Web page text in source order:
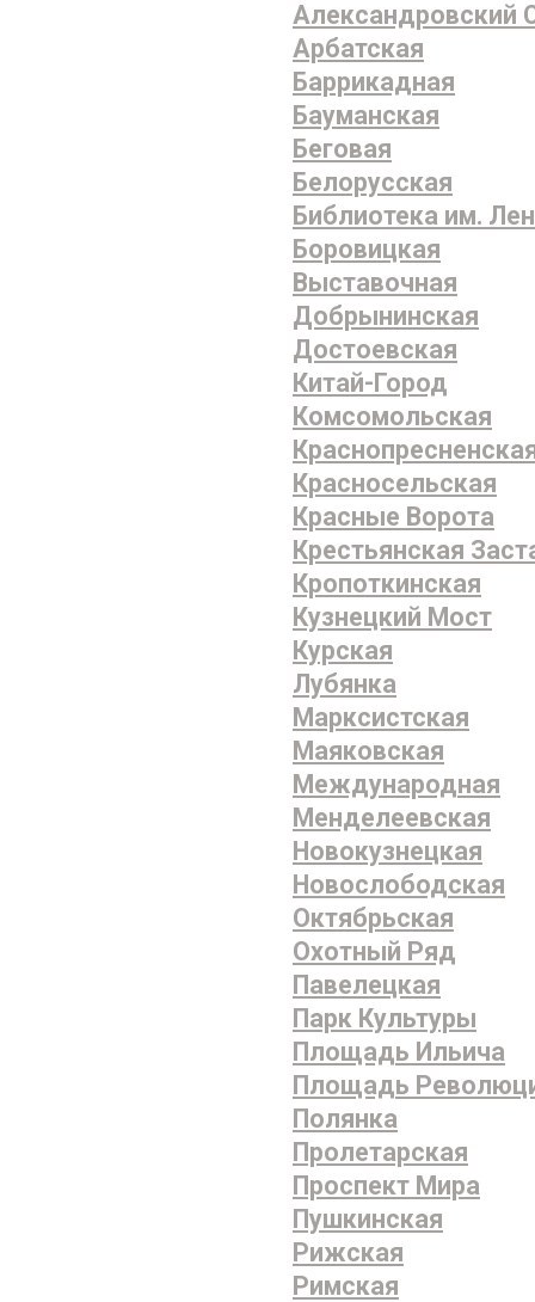
Александровский
Арбатская
Баррикадная
Бауманская
Беговая
Белорусская
Библиотека им.
Боровицкая
Выставочная
Добрынинская
Достоевская
Китай-Город
Комсомольская
Красносельская
Красные Ворота
Крестьянская
Кропоткинская
Кузнецкий Мост
Курская
Лубянка
Марксистская
Маяковская
Международная
Менделеевская
Новокузнецкая
Новослободская
Октябрьская
Охотный Ряд
Павелецкая
Парк Культуры
Площадь Ильича
Площадь
Полянка
Пролетарская
Проспект Мира
Пушкинская
Рижская
Римская